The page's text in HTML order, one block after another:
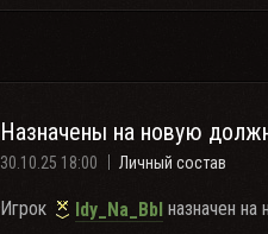
Назначены на новую
30.10.25 18:00 Личный состав
Игрок Idy_Na_BbI назначен